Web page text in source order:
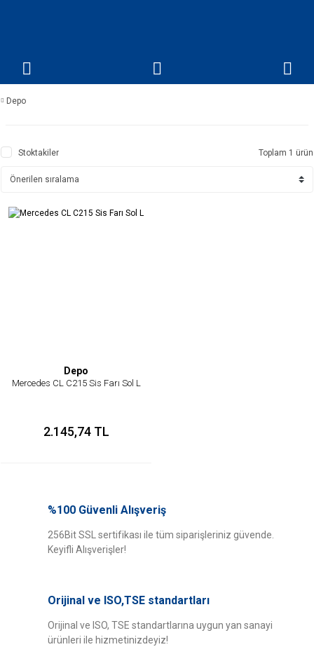
Depo
Stoktakiler Toplam 1 ürün
Depo
Mercedes CL C215 Sis Farı Sol L
2.145,74 TL
%100 Güvenli Alışveriş
256Bit SSL sertifikası ile tüm siparişleriniz güvende.
Keyifli Alışverişler!
Orijinal ve ISO,TSE standartları
Orijinal ve ISO, TSE standartlarına uygun yan sanayi
ürünleri ile hizmetinizdeyiz!